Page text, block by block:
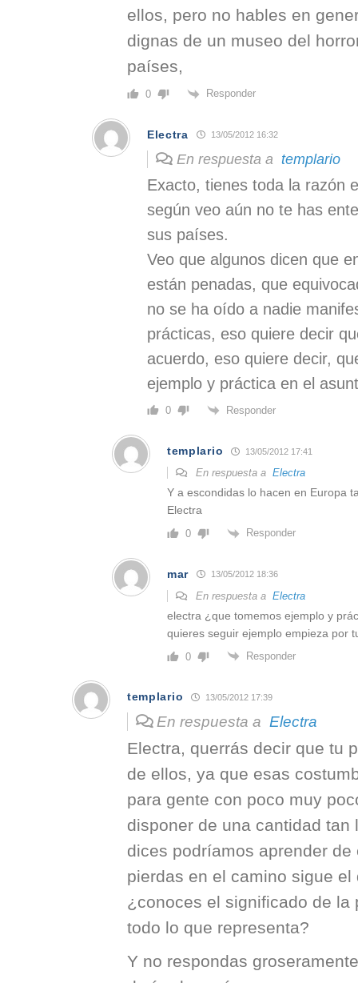
ellos, pero no hables en
dignas de un museo del
países,
0 Responder
Electra 13/05/2012 16:32
En respuesta a templario
Exacto, tienes toda la razón
según veo aún no te has
sus países.
Veo que algunos dicen que
están penadas, que
no se ha oído a nadie
prácticas, eso quiere decir
acuerdo, eso quiere decir,
ejemplo y práctica en el
0 Responder
templario 13/05/2012 17:41
En respuesta a Electra
Y a escondidas lo hacen en Europa
Electra
0 Responder
mar 13/05/2012 18:36
En respuesta a Electra
electra ¿que tomemos ejemplo y
quieres seguir ejemplo empieza por
0 Responder
templario 13/05/2012 17:39
En respuesta a Electra
Electra, querrás decir que tu
de ellos, ya que esas
para gente con poco muy
disponer de una cantidad tan
dices podríamos aprender de
pierdas en el camino sigue el
¿conoces el significado de la
todo lo que representa?
Y no respondas